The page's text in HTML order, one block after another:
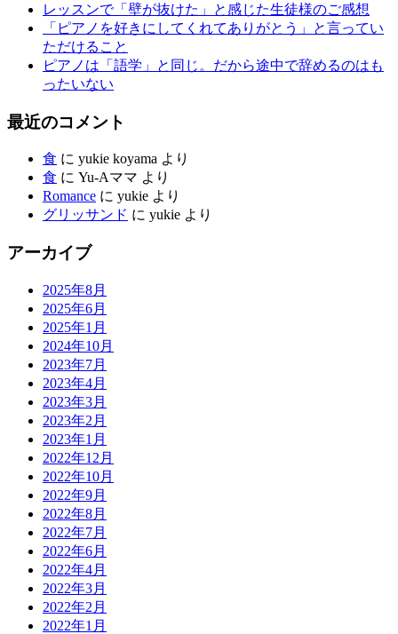
レッスンで「壁が抜けた」と感じた生徒様のご感想
「ピアノを好きにしてくれてありがとう」と言ってい
ただけること
ピアノは「語学」と同じ。だから途中で辞めるのはも
ったいない
最近のコメント
食 に yukie koyama より
食 に Yu-Aママ より
Romance に yukie より
グリッサンド に yukie より
アーカイブ
2025年8月
2025年6月
2025年1月
2024年10月
2023年7月
2023年4月
2023年3月
2023年2月
2023年1月
2022年12月
2022年10月
2022年9月
2022年8月
2022年7月
2022年6月
2022年4月
2022年3月
2022年2月
2022年1月